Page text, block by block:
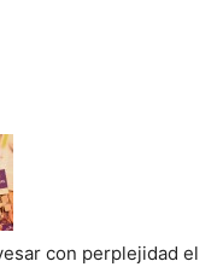
con perplejidad el